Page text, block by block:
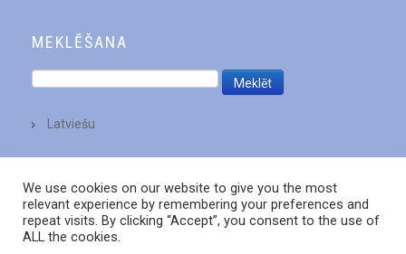
MEKLĒŠANA
Latviešu
We use cookies on our website to give you the most
relevant experience by remembering your preferences and
repeat visits. By clicking “Accept”, you consent to the use of
ALL the cookies.